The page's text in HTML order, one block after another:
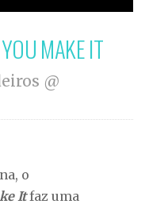
MAKE IT
@
o
Itfaz uma